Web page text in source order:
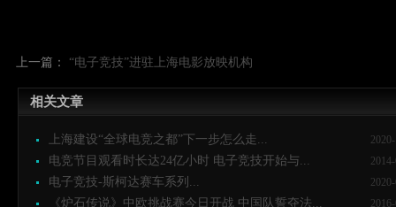
上一篇： “电子竞技”进驻上海电影放映机构
相关文章
上海建设“全球电竞之都”下一步怎么走...
电竞节目观看时长达24亿小时 电子竞技开始与...
电子竞技-斯柯达赛车系列...
《炉石传说》中欧挑战赛今日开战 中国队誓夺法...